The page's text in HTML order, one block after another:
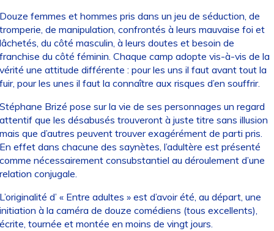
femmes et hommes pris dans un jeu de séduction, de
de manipulation, confrontés à leurs mauvaise foi et
du côté masculin, à leurs doutes et besoin de
du côté féminin. Chaque camp adopte vis-à-vis de la
une attitude différente : pour les uns il faut avant tout la
pour les unes il faut la connaître aux risques d’en souffrir.
Brizé pose sur la vie de ses personnages un regard
que les désabusés trouveront à juste titre sans illusion
que d’autres peuvent trouver exagérément de parti pris.
effet dans chacune des saynètes, l’adultère est présenté
nécessairement consubstantiel au déroulement d’une
conjugale.
d’ « Entre adultes » est d’avoir été, au départ, une
à la caméra de douze comédiens (tous excellents),
tournée et montée en moins de vingt jours.